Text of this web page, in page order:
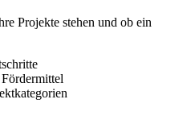
Projekte stehen und ob ein